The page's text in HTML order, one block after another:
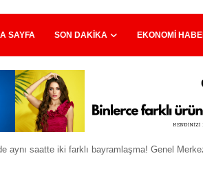
SAYFA SON DAKIKA EKONOMI
aynı saatte iki farklı bayramlaşma! Genel